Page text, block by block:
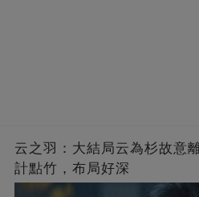
云之羽：大結局云為杉故意
計點竹，布局好深